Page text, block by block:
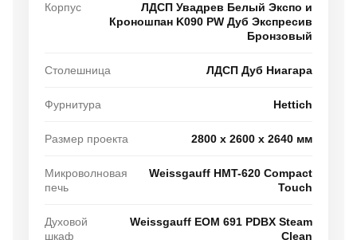
Расположение микроволновой печи, духового
шкафа, варочной панели, вытяжки, посудомоечной
Количество выдвижных ящиков, распашных
Цвет фасадов, корпус, столешницу, ручки и
Подсветку, внутреннее наполнение и
Оставьте заявку через форму — дизайнер уточнит
Корпус
ЛДСП Увадрев Белый Экспо и
Кроношпан K090 PW Дуб Экспресив
Бронзовый
Столешница ЛДСП Дуб Ниагара
Фурнитура Hettich
Размер проекта 2800 х 2600 х 2640 мм
Микроволновая
печь
Weissgauff HMT-620 Compact
Touch
Духовой
шкаф
Weissgauff EOM 691 PDBX Steam
Clean